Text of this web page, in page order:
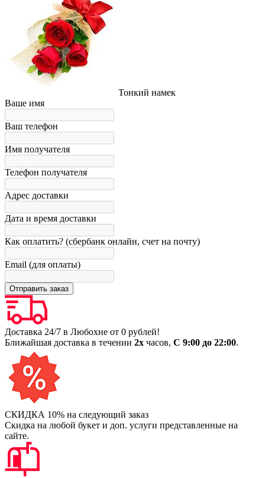
Тонкий намек
Ваше имя
Ваш телефон
Имя получателя
Телефон получателя
Адрес доставки
Дата и время доставки
Как оплатить? (сбербанк онлайн, счет на почту)
Email (для оплаты)
Доставка 24/7 в Любохне от 0 рублей!
Ближайшая доставка в течении 2х часов, С 9:00 до 22:00.
СКИДКА 10% на следующий заказ
Скидка на любой букет и доп. услуги представленные на
сайте.